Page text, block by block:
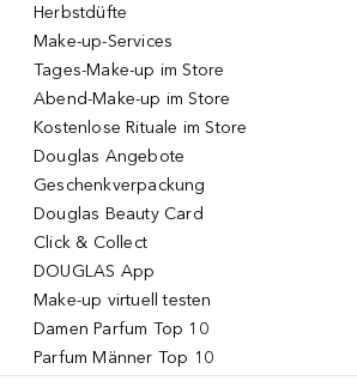
Herbstdüfte
Make-up-Services
Tages-Make-up im Store
Abend-Make-up im Store
Kostenlose Rituale im Store
Douglas Angebote
Geschenkverpackung
Douglas Beauty Card
Click & Collect
DOUGLAS App
Make-up virtuell testen
Damen Parfum Top 10
Parfum Männer Top 10